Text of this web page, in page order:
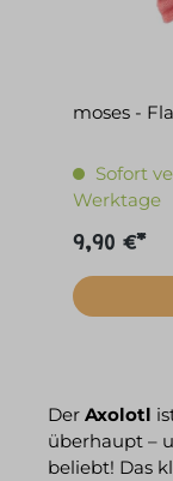
moses -
Sofort
Werktage
9,90 €*
Der Axolotl
überhaupt –
beliebt! Das